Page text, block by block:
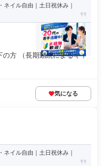
ネイル自由｜土日祝休み｜
方 （長期勤続によるキャ
気になる
ネイル自由｜土日祝休み｜